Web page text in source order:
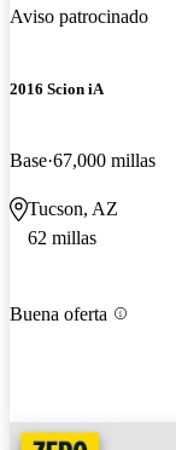
Aviso patrocinado
2016 Scion iA
Base 67,000 millas
Tucson, AZ
62 millas
Buena oferta